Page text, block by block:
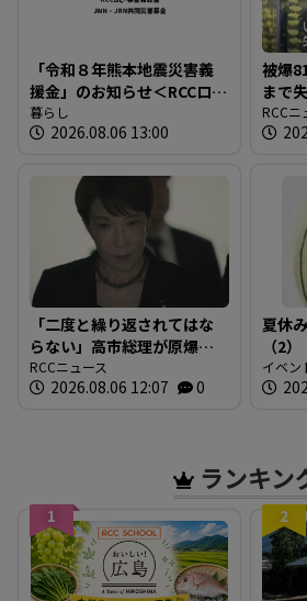
「令和８年熊本地震災害義
援金」のお知らせ＜RCCロビ
ー募金箱設置およびJNN・
JRN共同災害募金＞
暮らし
2026.08.06 13:00
被爆
まで
広島
る 平
RCCニ
「二度と繰り返されてはな
らない」高市総理が原爆資
料館に 「祈・平和」のメ
ッセージ 被爆者代表か
RCCニュース
2026.08.06 12:07 0
夏休
（2
り」
イベン
ランキン
1 2